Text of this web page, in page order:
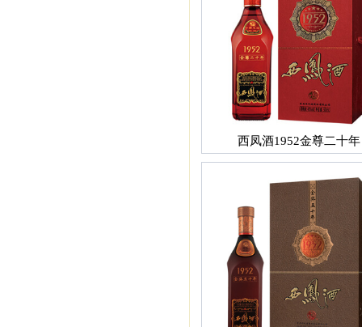
西凤酒1952金尊二十年